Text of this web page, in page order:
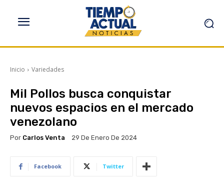
Inicio Variedades
Mil Pollos busca conquistar
nuevos espacios en el mercado
venezolano
Por Carlos Venta 29 De Enero De 2024
Facebook Twitter